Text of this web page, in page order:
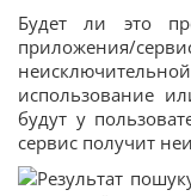
Будет ли это
приложения/
использование
будут у
сервис получит